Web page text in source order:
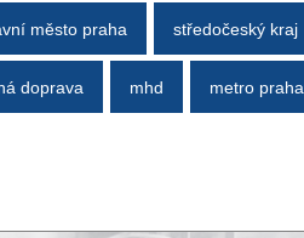
město praha středočeský kraj
doprava mhd metro praha